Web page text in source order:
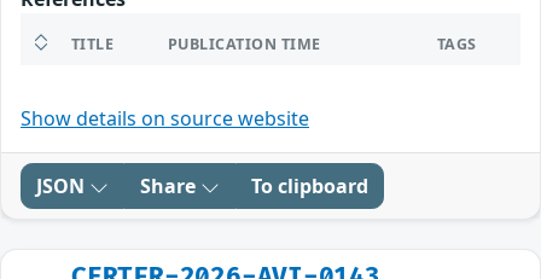
TITLE PUBLICATION TIME TAGS
Show details on source website
JSON Share To clipboard